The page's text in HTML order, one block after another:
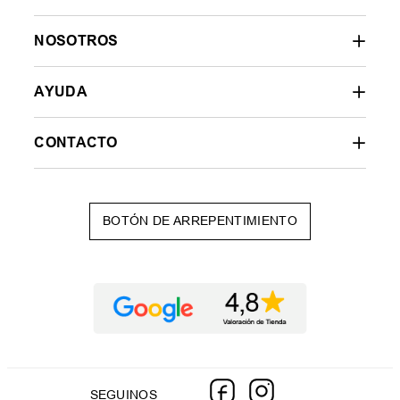
NOSOTROS
AYUDA
CONTACTO
BOTÓN DE ARREPENTIMIENTO
SEGUINOS